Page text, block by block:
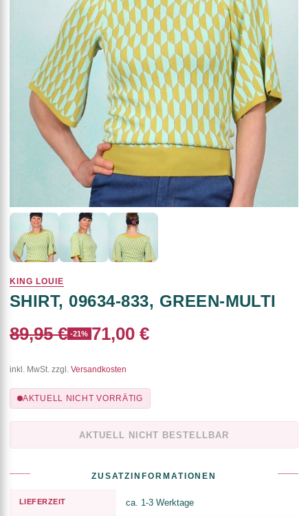
KING LOUIE
SHIRT, 09634-833, GREEN-MULTI
89,95 € -21% 71,00 €
inkl. MwSt. zzgl. Versandkosten
AKTUELL NICHT VORRÄTIG
AKTUELL NICHT BESTELLBAR
ZUSATZINFORMATIONEN
LIEFERZEIT ca. 1-3 Werktage